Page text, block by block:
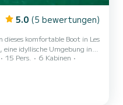
5.0 (5 bewertungen)
komfortable Boot in Les
eine idyllische Umgebung in
für einen Tag oder
gepflegt und sauber. An
sowie
Schnorchel, Flossen (Größe
Angelrute,
15 Pers.
6 Kabinen